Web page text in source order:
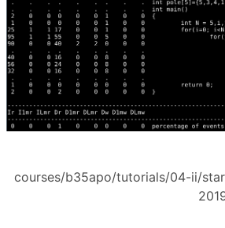
courses/b35apo/tutorials/04-ii/